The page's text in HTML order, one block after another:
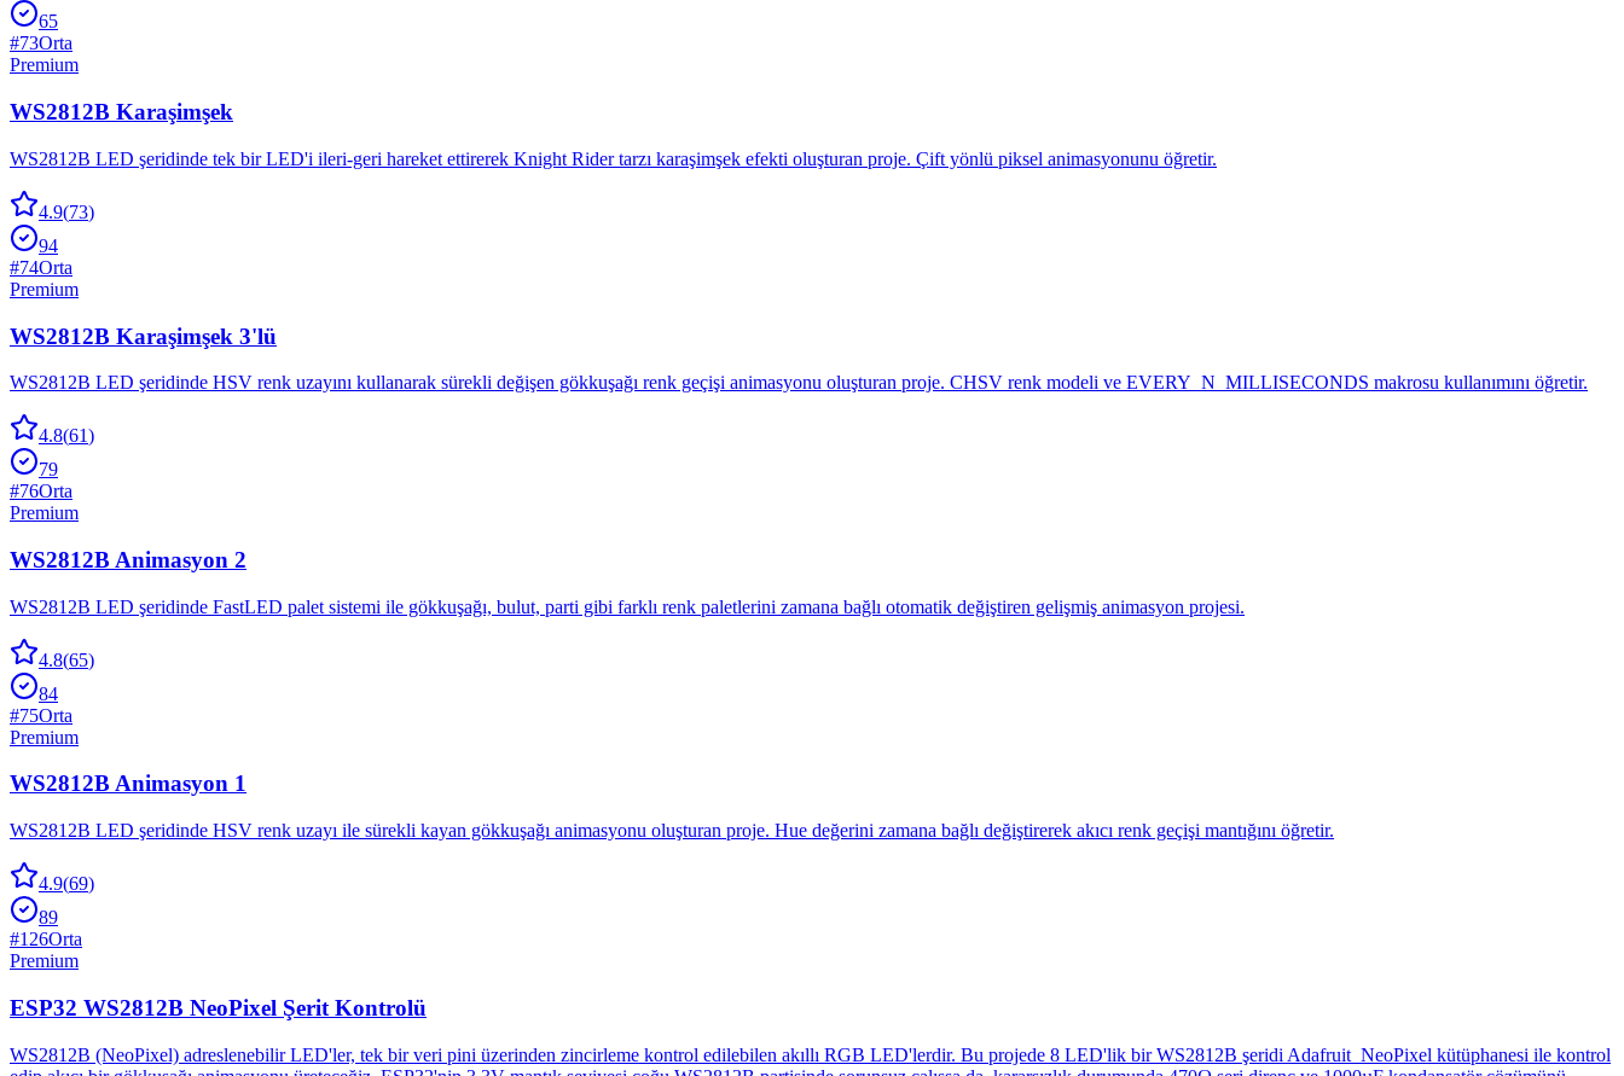
65
#73Orta
Premium
WS2812B Karaşimşek
WS2812B LED şeridinde tek bir LED'i ileri-geri hareket ettirerek Knight Rider tarzı karaşimşek efekti oluşturan proje. Çift yönlü piksel animasyonunu öğretir.
4.9(73)
94
#74Orta
Premium
WS2812B Karaşimşek 3'lü
WS2812B LED şeridinde HSV renk uzayını kullanarak sürekli değişen gökkuşağı renk geçişi animasyonu oluşturan proje. CHSV renk modeli ve EVERY_N_MILLISECONDS makrosu kullanımını öğretir.
4.8(61)
79
#76Orta
Premium
WS2812B Animasyon 2
WS2812B LED şeridinde FastLED palet sistemi ile gökkuşağı, bulut, parti gibi farklı renk paletlerini zamana bağlı otomatik değiştiren gelişmiş animasyon projesi.
4.8(65)
84
#75Orta
Premium
WS2812B Animasyon 1
WS2812B LED şeridinde HSV renk uzayı ile sürekli kayan gökkuşağı animasyonu oluşturan proje. Hue değerini zamana bağlı değiştirerek akıcı renk geçişi mantığını öğretir.
4.9(69)
89
#126Orta
Premium
ESP32 WS2812B NeoPixel Şerit Kontrolü
WS2812B (NeoPixel) adreslenebilir LED'ler, tek bir veri pini üzerinden zincirleme kontrol edilebilen akıllı RGB LED'lerdir. Bu projede 8 LED'lik bir WS2812B şeridi Adafruit_NeoPixel kütüphanesi ile kontrol